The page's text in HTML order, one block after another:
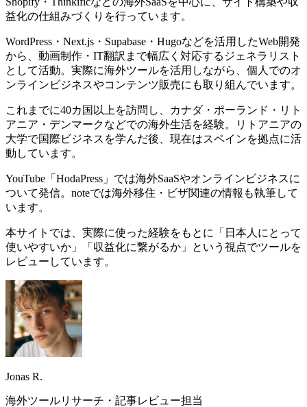
益化の仕組みづくりを行っています。
WordPress・Next.js・Supabase・Hugoなどを活用したWeb開発
から、動画制作・IT翻訳まで幅広く対応するジェネラリスト
として活動。実際に海外ツールを活用しながら、個人でのオ
ンラインビジネスやコンテンツ販売にも取り組んでいます。
これまでに40カ国以上を訪問し、カナダ・ポーランド・リト
アニア・デンマークなどでの海外生活を経験。リトアニアの
大学で国際ビジネスを学んだ後、現在はスペインを拠点に活
動しています。
YouTube「HodaPress」では海外SaaSやオンラインビジネスに
ついて発信。noteでは海外移住・ビザ関連の情報も執筆して
います。
本サイトでは、実際に使った経験をもとに「日本人にとって
使いやすいか」「収益化に繋がるか」という視点でツールを
レビューしています。
Jonas R.
海外ツールリサーチ・記事レビュー担当